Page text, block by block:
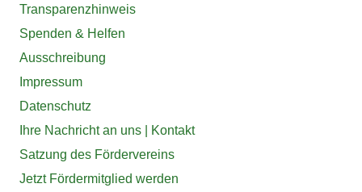
Transparenzhinweis
Spenden & Helfen
Ausschreibung
Impressum
Datenschutz
Ihre Nachricht an uns | Kontakt
Satzung des Fördervereins
Jetzt Fördermitglied werden